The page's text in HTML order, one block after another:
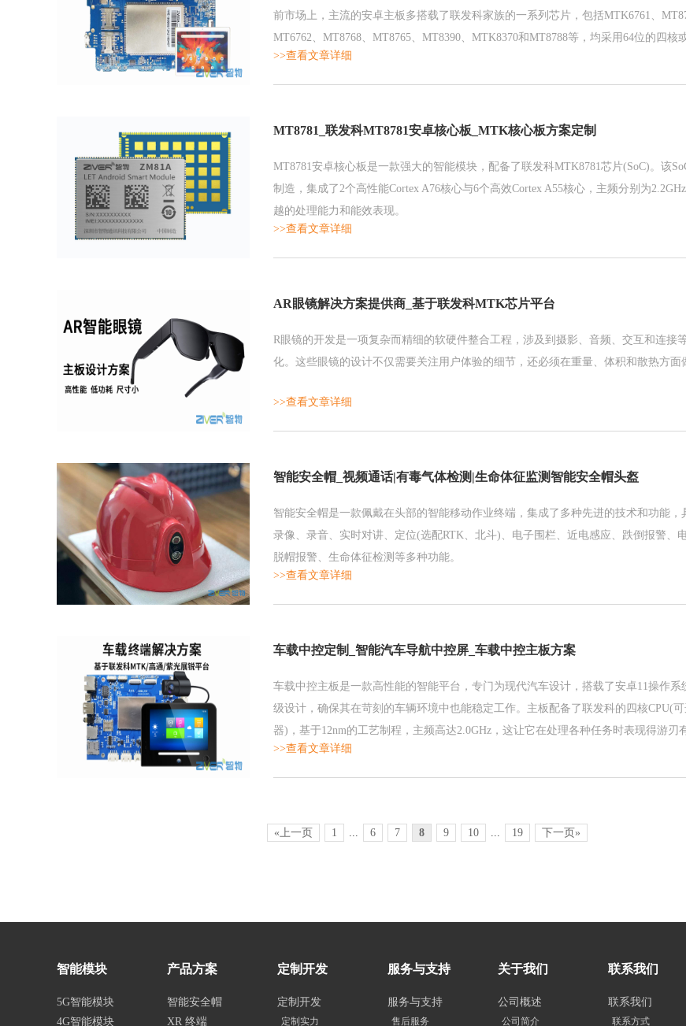
前市场上，主流的安卓主板多搭载了联发科家族的一系列芯片，包括MTK6761、
MT6762、MT8768、MT8765、MT8390、MTK8370和MT8788等，均采用64位的四核
构，主频可达2.3GHz。
>>查看文章详细
MT8781_联发科MT8781安卓核心板_MTK核心板方案定制
MT8781安卓核心板是一款强大的智能模块，配备了联发科MTK8781芯片(SoC)。该
制造，集成了2个高性能Cortex A76核心与6个高效Cortex A55核心，主频分别为
越的处理能力和能效表现。
>>查看文章详细
AR眼镜解决方案提供商_基于联发科MTK芯片平台
R眼镜的开发是一项复杂而精细的软硬件整合工程，涉及到摄影、音频、交互和连接
化。这些眼镜的设计不仅需要关注用户体验的细节，还必须在重量、体积和散热方面
>>查看文章详细
智能安全帽_视频通话|有毒气体检测|生命体征监测智能安全帽头盔
智能安全帽是一款佩戴在头部的智能移动作业终端，集成了多种先进的技术和功能，
录像、录音、实时对讲、定位(选配RTK、北斗)、电子围栏、近电感应、跌倒报警、
脱帽报警、生命体征检测等多种功能。
>>查看文章详细
车载中控定制_智能汽车导航中控屏_车载中控主板方案
车载中控主板是一款高性能的智能平台，专门为现代汽车设计，搭载了安卓11操作系
级设计，确保其在苛刻的车辆环境中也能稳定工作。主板配备了联发科的四核CPU(
器)，基于12nm的工艺制程，主频高达2.0GHz，这让它在处理各种任务时表现得游刃
>>查看文章详细
«上一页 1 ... 6 7 8 9 10 ... 19 下一页»
智能模块
5G智能模块
4G智能模块
产品方案
智能安全帽
XR 终端
定制开发
定制开发
定制实力
服务与支持
服务与支持
售后服务
关于我们
公司概述
公司简介
联系我们
联系我们
联系方式